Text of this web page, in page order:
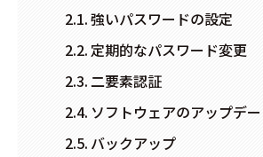
強いパスワードの設定
定期的なパスワード変更
二要素認証
ソフトウェアのアップデ
バックアップ